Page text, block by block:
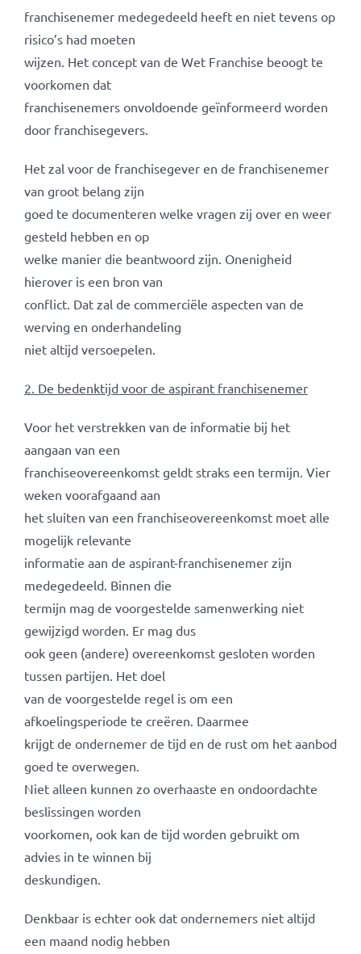
franchisenemer medegedeeld heeft en niet tevens op
risico’s had moeten
wijzen. Het concept van de Wet Franchise beoogt te
voorkomen dat
franchisenemers onvoldoende geïnformeerd worden
door franchisegevers.
Het zal voor de franchisegever en de franchisenemer
van groot belang zijn
goed te documenteren welke vragen zij over en weer
gesteld hebben en op
welke manier die beantwoord zijn. Onenigheid
hierover is een bron van
conflict. Dat zal de commerciële aspecten van de
werving en onderhandeling
niet altijd versoepelen.
2. De bedenktijd voor de aspirant franchisenemer
Voor het verstrekken van de informatie bij het
aangaan van een
franchiseovereenkomst geldt straks een termijn. Vier
weken voorafgaand aan
het sluiten van een franchiseovereenkomst moet alle
mogelijk relevante
informatie aan de aspirant-franchisenemer zijn
medegedeeld. Binnen die
termijn mag de voorgestelde samenwerking niet
gewijzigd worden. Er mag dus
ook geen (andere) overeenkomst gesloten worden
tussen partijen. Het doel
van de voorgestelde regel is om een
afkoelingsperiode te creëren. Daarmee
krijgt de ondernemer de tijd en de rust om het aanbod
goed te overwegen.
Niet alleen kunnen zo overhaaste en ondoordachte
beslissingen worden
voorkomen, ook kan de tijd worden gebruikt om
advies in te winnen bij
deskundigen.
Denkbaar is echter ook dat ondernemers niet altijd
een maand nodig hebben